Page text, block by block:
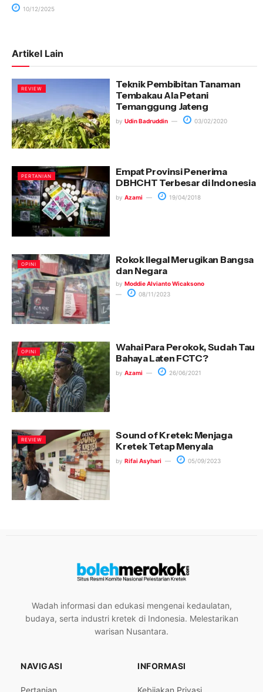
10/12/2025
Artikel Lain
REVIEW
Teknik Pembibitan Tanaman
Tembakau Ala Petani
Temanggung Jateng
by Udin Badruddin 03/02/2020
PERTANIAN
Empat Provinsi Penerima
DBHCHT Terbesar di Indonesia
by Azami 19/04/2018
OPINI
Rokok Ilegal Merugikan Bangsa
dan Negara
by Moddie Alvianto Wicaksono
08/11/2023
OPINI
Wahai Para Perokok, Sudah Tau
Bahaya Laten FCTC?
by Azami 26/06/2021
REVIEW
Sound of Kretek: Menjaga
Kretek Tetap Menyala
by Rifai Asyhari 05/09/2023
Wadah informasi dan edukasi mengenai kedaulatan,
budaya, serta industri kretek di Indonesia. Melestarikan
warisan Nusantara.
NAVIGASI INFORMASI